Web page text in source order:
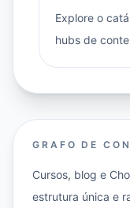
Explore o
hubs de
GRAFO DE
Cursos, blog e
estrutura única e